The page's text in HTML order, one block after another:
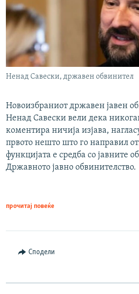
Ненад Савески, државен обвинител
Новоизбраниот државен јавен
Ненад Савески вели дека
коментира ничија изјава,
првото нешто што го направил
функцијата е средба со јавните
Државното јавно обвинителство.
прочитај повеќе
Сподели